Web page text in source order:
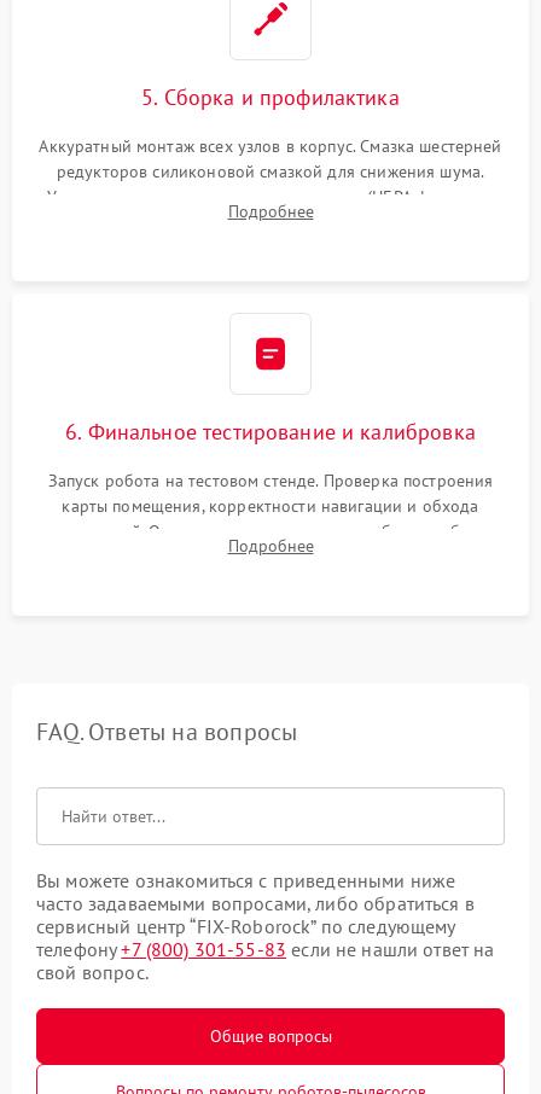
5. Сборка и профилактика
Аккуратный монтаж всех узлов в корпус. Смазка шестерней
редукторов силиконовой смазкой для снижения шума.
Установка новых расходных материалов (HEPA-фильтров,
микрофибры, щеток). Надежная фиксация разъемов и
Подробнее
6. Финальное тестирование и калибровка
Запуск робота на тестовом стенде. Проверка построения
карты помещения, корректности навигации и обхода
препятствий. Оценка силы всасывания и работы турбины.
Тестирование автоматического возврата на док-станцию и
Подробнее
FAQ. Ответы на вопросы
Вы можете ознакомиться с приведенными ниже
часто задаваемыми вопросами, либо обратиться в
сервисный центр “FIX-Roborock” по следующему
телефону+7 (800) 301-55-83 если не нашли ответ на
свой вопрос.
Общие вопросы